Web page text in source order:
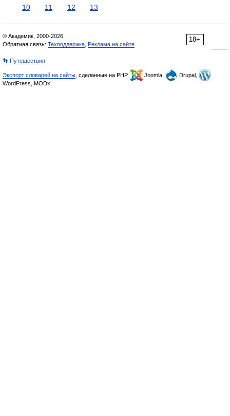
10
11 12 13
18+
© Академик, 2000-2026
Обратная связь: Техподдержка Реклама на сайте
👣 Путешествия
Экспорт словарей на сайты , сделанные на PHP, Joomla,
Drupal,
WordPress, MODx.